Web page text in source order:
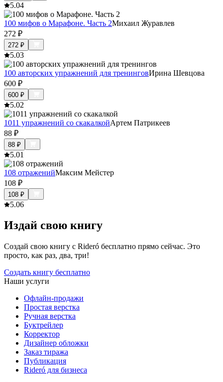
5.04
100 мифов о Марафоне. Часть 2Михаил Журавлев
272 ₽
272 ₽
5.03
100 авторских упражнений для тренинговИрина Шевцова
600 ₽
600 ₽
5.02
1011 упражнений со скакалкойАртем Патрикеев
88 ₽
88 ₽
5.01
108 отраженийМаксим Мейстер
108 ₽
108 ₽
5.06
Издай свою книгу
Создай свою книгу с Rideró бесплатно прямо сейчас. Это
просто, как раз, два, три!
Создать книгу бесплатно
Наши услуги
Офлайн-продажи
Простая верстка
Ручная верстка
Буктрейлер
Корректор
Дизайнер обложки
Заказ тиража
Публикация
Rideró для бизнеса